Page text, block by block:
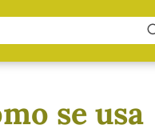
se usa